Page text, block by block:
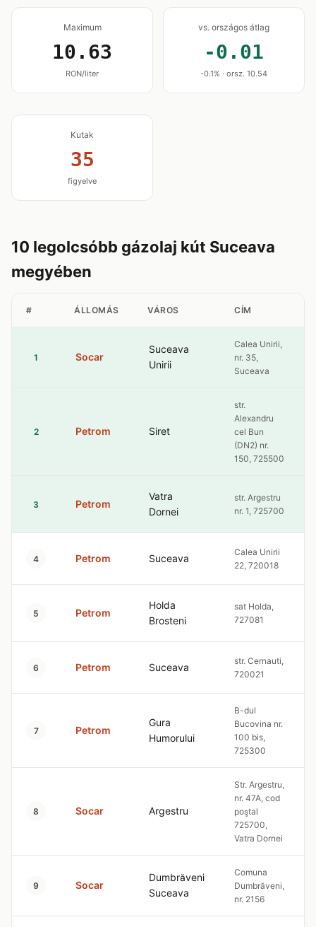
Maximum
10.63
RON/liter
vs. országos átlag
-0.01
-0.1% · orsz. 10.54
Kutak
35
figyelve
10 legolcsóbb gázolaj kút Suceava
megyében
# ÁLLOMÁS VÁROS CÍM
1 Socar
Suceava
Unirii
Calea Unirii,
nr. 35,
Suceava
2 Petrom Siret
str.
Alexandru
cel Bun
(DN2) nr.
150, 725500
3 Petrom
Vatra
Dornei
str. Argestru
nr. 1, 725700
4 Petrom Suceava
Calea Unirii
22, 720018
5 Petrom
Holda
Brosteni
sat Holda,
727081
6 Petrom Suceava
str. Cernauti,
720021
7 Petrom
Gura
Humorului
B-dul
Bucovina nr.
100 bis,
725300
8 Socar Argestru
Str. Argestru,
nr. 47A, cod
poştal
725700,
Vatra Dornei
9 Socar
Dumbrăveni
Suceava
Comuna
Dumbrăveni,
nr. 2156